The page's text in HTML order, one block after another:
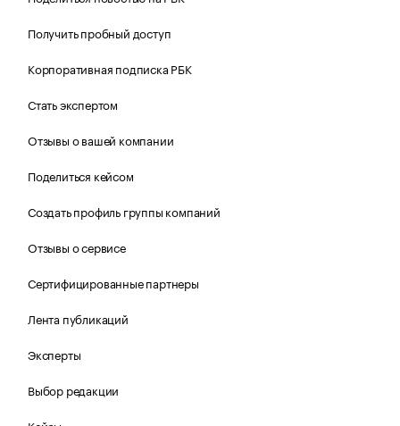
Получить пробный доступ
Корпоративная подписка РБК
Стать экспертом
Отзывы о вашей компании
Поделиться кейсом
Создать профиль группы компаний
Отзывы о сервисе
Сертифицированные партнеры
Лента публикаций
Эксперты
Выбор редакции